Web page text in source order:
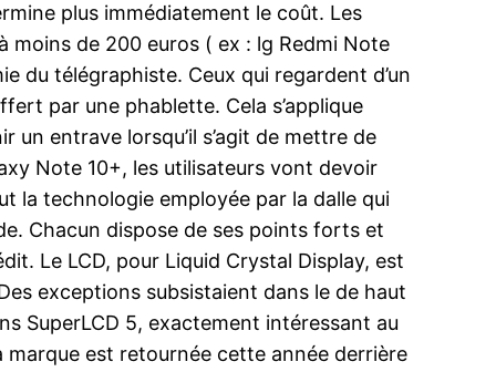
plus immédiatement le coût. Les
moins de 200 euros ( ex : lg Redmi Note
du télégraphiste. Ceux qui regardent d’un
par une phablette. Cela s’applique
entrave lorsqu’il s’agit de mettre de
Note 10+, les utilisateurs vont devoir
la technologie employée par la dalle qui
Chacun dispose de ses points forts et
Le LCD, pour Liquid Crystal Display, est
exceptions subsistaient dans le de haut
SuperLCD 5, exactement intéressant au
marque est retournée cette année derrière